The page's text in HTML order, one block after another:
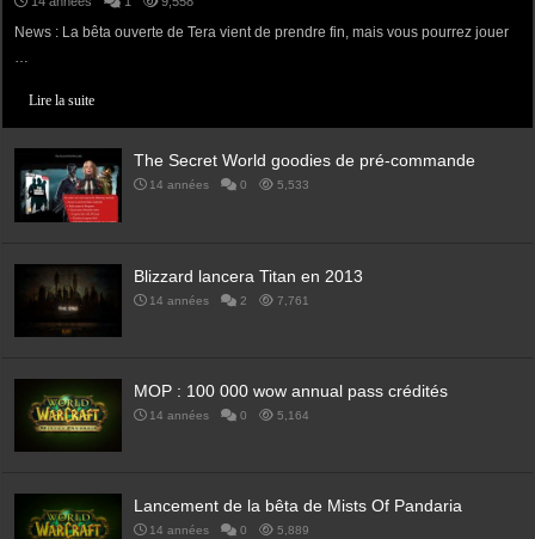
News : La bêta ouverte de Tera vient de prendre fin, mais vous pourrez jouer
…
Lire la suite
The Secret World goodies de pré-commande
14 années 0 5,533
Blizzard lancera Titan en 2013
14 années 2 7,761
MOP : 100 000 wow annual pass crédités
14 années 0 5,164
Lancement de la bêta de Mists Of Pandaria
14 années 0 5,889